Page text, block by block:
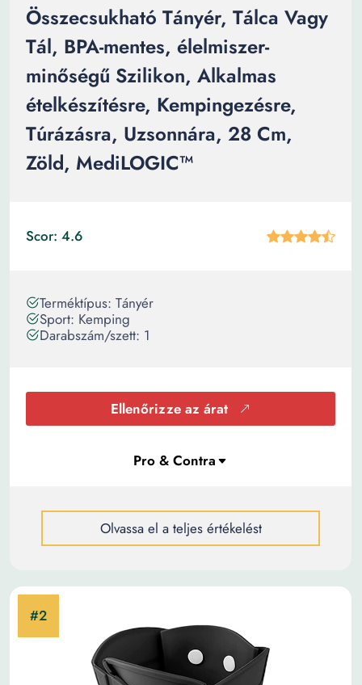
Összecsukható Tányér, Tálca Vagy
Tál, BPA-mentes, élelmiszer-
minőségű Szilikon, Alkalmas
ételkészítésre, Kempingezésre,
Túrázásra, Uzsonnára, 28 Cm,
Zöld, MediLOGIC™
Scor: 4.6
Terméktípus: Tányér
Sport: Kemping
Darabszám/szett: 1
Ellenőrizze az árat
Olvassa el a teljes értékelést